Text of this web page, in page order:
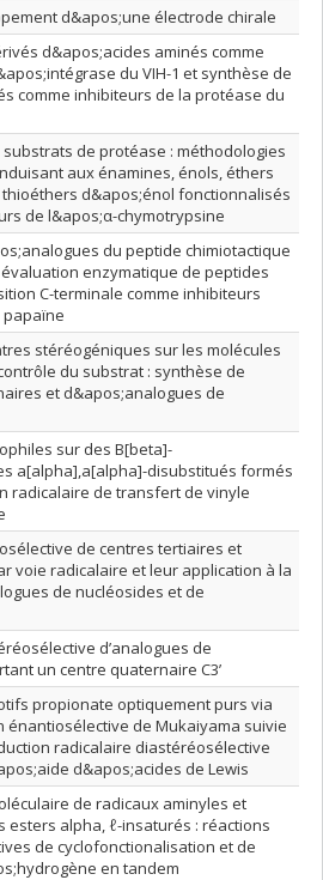
d&apos;une électrode chirale
d&apos;acides aminés comme
du VIH-1 et synthèse de
comme inhibiteurs de la protéase du
de protéase : méthodologies
aux énamines, énols, éthers
d&apos;énol fonctionnalisés
de l&apos;α-chymotrypsine
du peptide chimiotactique
évaluation enzymatique de peptides
C-terminale comme inhibiteurs
stéréogéniques sur les molécules
du substrat : synthèse de
et d&apos;analogues de
sur des B[beta]-
a[alpha],a[alpha]-disubstitués formés
radicalaire de transfert de vinyle
de centres tertiaires et
voie radicalaire et leur application à la
de nucléosides et de
d’analogues de
un centre quaternaire C3’
propionate optiquement purs via
énantiosélective de Mukaiyama suivie
radicalaire diastéréosélective
d&apos;acides de Lewis
de radicaux aminyles et
esters alpha, ℓ-insaturés : réactions
de cyclofonctionalisation et de
en tandem